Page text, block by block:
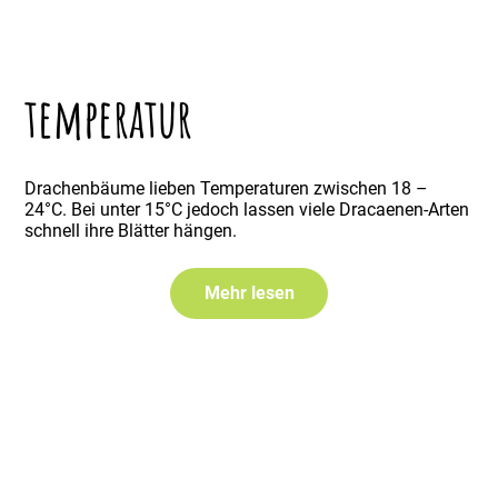
temperatur
Drachenbäume lieben Temperaturen zwischen 18 –
24°C. Bei unter 15°C jedoch lassen viele Dracaenen-Arten
schnell ihre Blätter hängen.
Mehr lesen